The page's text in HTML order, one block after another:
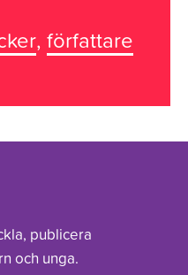
, författare
publicera
och unga.